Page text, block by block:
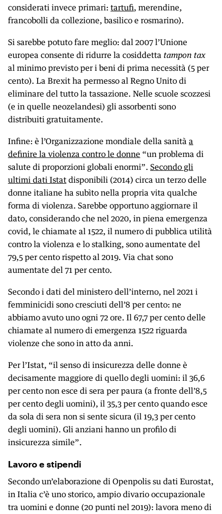
considerati invece primari: tartufi, merendine,
francobolli da collezione, basilico e rosmarino).
Si sarebbe potuto fare meglio: dal 2007 l’Unione
europea consente di ridurre la cosiddetta tampon tax
al minimo previsto per i beni di prima necessità (5 per
cento). La Brexit ha permesso al Regno Unito di
eliminare del tutto la tassazione. Nelle scuole scozzesi
(e in quelle neozelandesi) gli assorbenti sono
distribuiti gratuitamente.
Infine: è l’Organizzazione mondiale della sanità a
definire la violenza contro le donne “un problema di
salute di proporzioni globali enormi”. Secondo gli
ultimi dati Istat disponibili (2014) circa un terzo delle
donne italiane ha subìto nella propria vita qualche
forma di violenza. Sarebbe opportuno aggiornare il
dato, considerando che nel 2020, in piena emergenza
covid, le chiamate al 1522, il numero di pubblica utilità
contro la violenza e lo stalking, sono aumentate del
79,5 per cento rispetto al 2019. Via chat sono
aumentate del 71 per cento.
Secondo i dati del ministero dell’interno, nel 2021 i
femminicidi sono cresciuti dell’8 per cento: ne
abbiamo avuto uno ogni 72 ore. Il 67,7 per cento delle
chiamate al numero di emergenza 1522 riguarda
violenze che sono in atto da anni.
Per l’Istat, “il senso di insicurezza delle donne è
decisamente maggiore di quello degli uomini: il 36,6
per cento non esce di sera per paura (a fronte dell’8,5
per cento degli uomini), il 35,3 per cento quando esce
da sola di sera non si sente sicura (il 19,3 per cento
degli uomini). Gli anziani hanno un profilo di
insicurezza simile”.
Lavoro e stipendi
Secondo un’elaborazione di Openpolis su dati Eurostat,
in Italia c’è uno storico, ampio divario occupazionale
tra uomini e donne (20 punti nel 2019): lavora meno di